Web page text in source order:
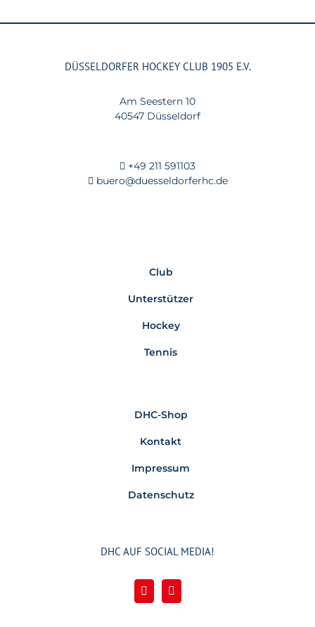
DÜSSELDORFER HOCKEY CLUB 1905 E.V.
Am Seestern 10
40547 Düsseldorf
+49 211 591103
buero@duesseldorferhc.de
Club
Unterstützer
Hockey
Tennis
DHC-Shop
Kontakt
Impressum
Datenschutz
DHC AUF SOCIAL MEDIA!